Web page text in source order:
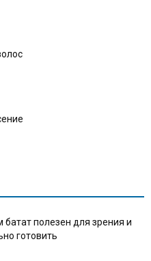
батат полезен для зрения и
готовить